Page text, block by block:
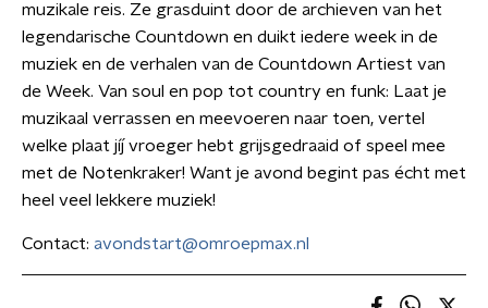
muzikale reis. Ze grasduint door de archieven van het
legendarische Countdown en duikt iedere week in de
muziek en de verhalen van de Countdown Artiest van
de Week. Van soul en pop tot country en funk: Laat je
muzikaal verrassen en meevoeren naar toen, vertel
welke plaat jíj vroeger hebt grijsgedraaid of speel mee
met de Notenkraker! Want je avond begint pas écht met
heel veel lekkere muziek!
Contact: avondstart@omroepmax.nl